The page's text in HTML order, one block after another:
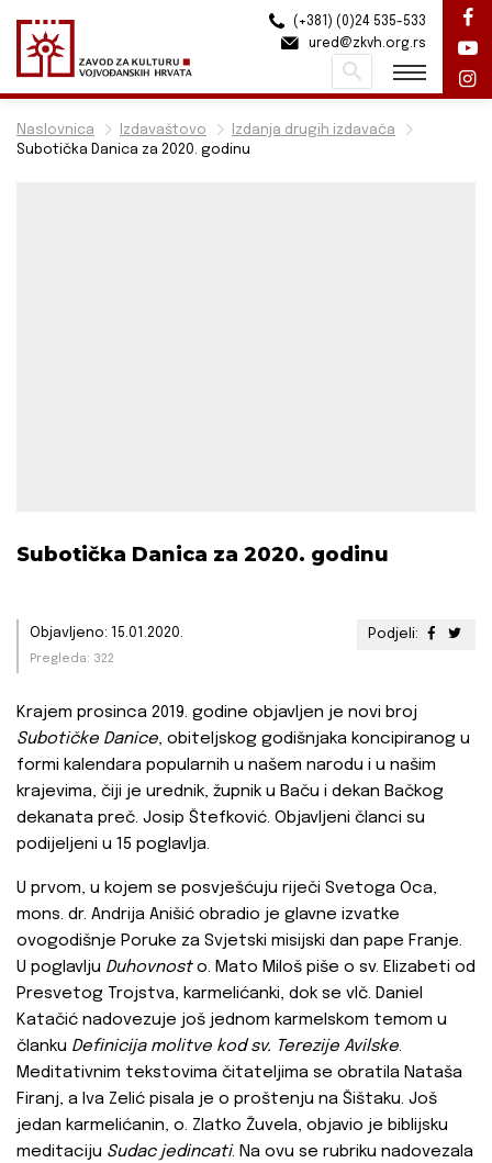
Naslovnica Izdavaštovo
Izdanja drugih izdavača
Subotička Danica za 2020. godinu
Subotička Danica za 2020. godinu
Podjeli:
Objavljeno: 15.01.2020.
Pregleda: 322
Krajem prosinca 2019. godine objavljen je novi broj
Subotičke Danice, obiteljskog godišnjaka koncipiranog u
formi kalendara popularnih u našem narodu i u našim
krajevima, čiji je urednik, župnik u Baču i dekan Bačkog
dekanata preč. Josip Štefković. Objavljeni članci su
podijeljeni u 15 poglavlja.
U prvom, u kojem se posvješćuju riječi Svetoga Oca,
mons. dr. Andrija Anišić obradio je glavne izvatke
ovogodišnje Poruke za Svjetski misijski dan pape Franje.
U poglavlju Duhovnosto. Mato Miloš piše o sv. Elizabeti od
Presvetog Trojstva, karmelićanki, dok se vlč. Daniel
Katačić nadovezuje još jednom karmelskom temom u
članku Definicija molitve kod sv. Terezije Avilske.
Meditativnim tekstovima čitateljima se obratila Nataša
Firanj, a Iva Zelić pisala je o proštenju na Šištaku. Još
jedan karmelićanin, o. Zlatko Žuvela, objavio je biblijsku
meditaciju Sudac jedincati. Na ovu se rubriku nadovezala
(+381) (0)24 535-533
ured@zkvh.org.rs
Pretraži